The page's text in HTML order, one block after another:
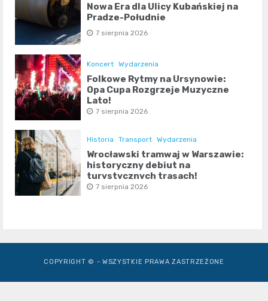
Nowa Era dla Ulicy Kubańskiej na
Pradze-Południe
7 sierpnia 2026
Koncert Wydarzenia
Folkowe Rytmy na Ursynowie:
Opa Cupa Rozgrzeje Muzyczne
Lato!
7 sierpnia 2026
Historia Transport Wydarzenia
Wrocławski tramwaj w Warszawie:
historyczny debiut na
turystycznych trasach!
7 sierpnia 2026
COPYRIGHT © - WSZYSTKIE PRAWA ZASTRZEŻONE